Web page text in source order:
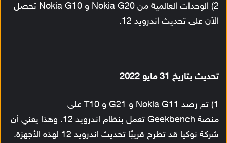
2) الوحدات العالمية من Nokia G20 و Nokia G10 تحصل
الآن على تحديث اندرويد 12.
تحديث بتاريخ 31 مايو 2022
1) تم رصد Nokia G11 و G21 و T10 على
منصة Geekbench تعمل بنظام اندرويد 12. وهذا يعني أن
شركة نوكيا قد تطرح قريبًا تحديث اندرويد 12 لهذه الأجهزة.